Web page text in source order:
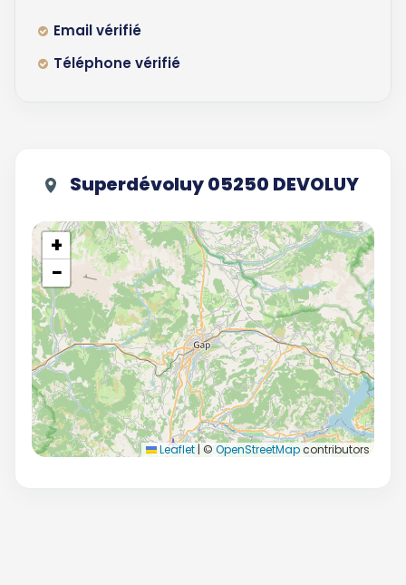
Email vérifié
Téléphone vérifié
Superdévoluy 05250 DEVOLUY
+
−
Leaflet | © OpenStreetMapcontributors